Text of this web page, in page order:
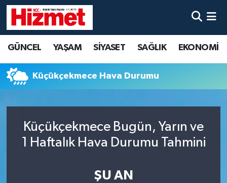
GÜNCEL YAŞAM SİYASET SAĞLIK EKONOMİ
Küçükçekmece Hava Durumu
Küçükçekmece Bugün, Yarın ve
1 Haftalık Hava Durumu Tahmini
ŞU AN
YAŞAM
SİYASET
EKONOMİ
Denizli Hava Durumu
Denizli Trafik Yoğunluk Haritası
Tüm Manşetler